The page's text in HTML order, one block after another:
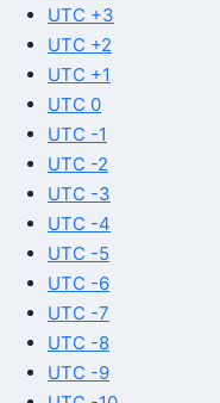
UTC +3
UTC +2
UTC +1
UTC 0
UTC -1
UTC -2
UTC -3
UTC -4
UTC -5
UTC -6
UTC -7
UTC -8
UTC -9